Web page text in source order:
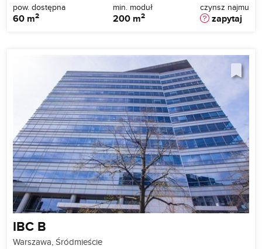
pow. dostępna
60 m2
min. moduł
200 m2
czynsz najmu
zapytaj
IBC B
Warszawa, Śródmieście